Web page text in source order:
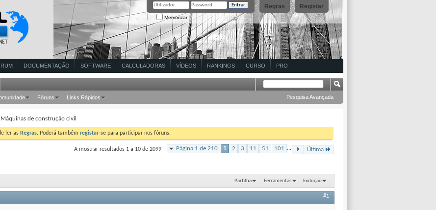
DOCUMENTAÇÃO SOFTWARE CALCULADORAS VÍDEOS RANKINGS CURSO PRO
Registar
Regras
Memorizar
Fóruns Links Rápidos Pesquisa Avançada
Máquinas de construção civil
ler as Regras. Poderá também registar-se para participar nos fóruns.
Página 1 de 210 1 2 3 11 51 101 ... Última
A mostrar resultados 1 a 10 de 2099
Partilha Ferramentas Exibição
#1